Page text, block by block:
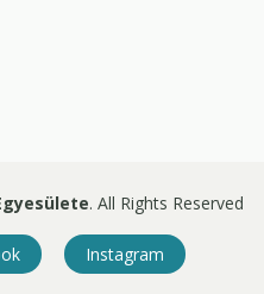
. All Rights Reserved
Instagram